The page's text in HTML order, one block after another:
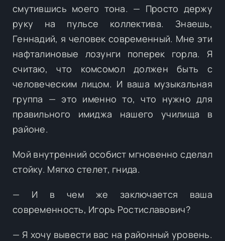
смутившись моего тона. — Просто держу
руку на пульсе коллектива. Знаешь,
Геннадий, я человек современный. Мне эти
нафталиновые лозунги поперек горла. Я
считаю, что комсомол должен быть с
человеческим лицом. И ваша музыкальная
группа — это именно то, что нужно для
правильного имиджа нашего училища в
районе.
Мой внутренний особист мгновенно сделал
стойку. Мягко стелет, гнида.
— И в чем же заключается ваша
современность, Игорь Ростиславович?
— Я хочу вывести вас на районный уровень.